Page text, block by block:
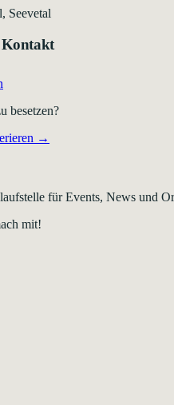
, Seevetal
besetzen?
→
für Events, News und
mit!